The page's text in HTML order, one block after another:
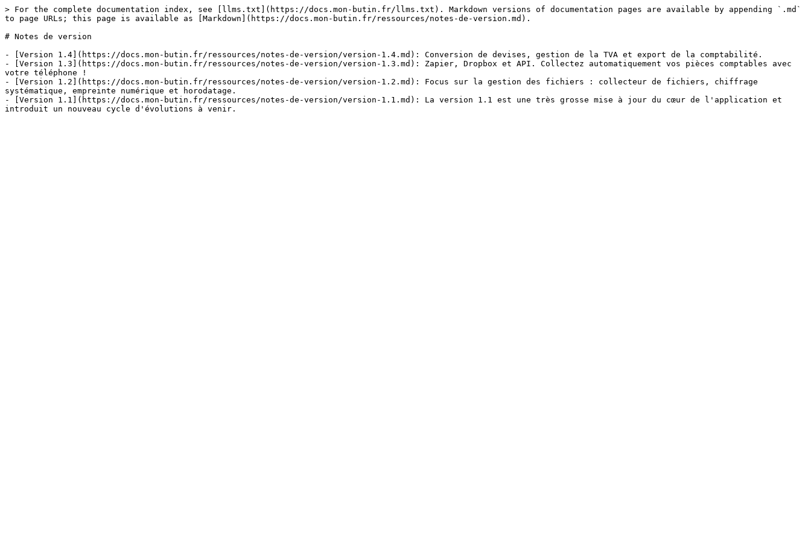
> For the complete documentation index, see [llms.txt](https://docs.mon-butin.fr/llms.txt). Markdown versions of documentation pages are available by appending `.md`
to page URLs; this page is available as [Markdown](https://docs.mon-butin.fr/ressources/notes-de-version.md).
# Notes de version
- [Version 1.4](https://docs.mon-butin.fr/ressources/notes-de-version/version-1.4.md): Conversion de devises, gestion de la TVA et export de la comptabilité.
- [Version 1.3](https://docs.mon-butin.fr/ressources/notes-de-version/version-1.3.md): Zapier, Dropbox et API. Collectez automatiquement vos pièces comptables avec
votre téléphone !
- [Version 1.2](https://docs.mon-butin.fr/ressources/notes-de-version/version-1.2.md): Focus sur la gestion des fichiers : collecteur de fichiers, chiffrage
systématique, empreinte numérique et horodatage.
- [Version 1.1](https://docs.mon-butin.fr/ressources/notes-de-version/version-1.1.md): La version 1.1 est une très grosse mise à jour du cœur de l'application et